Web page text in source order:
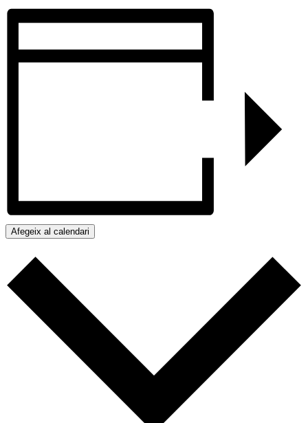
Afegeix al calendari